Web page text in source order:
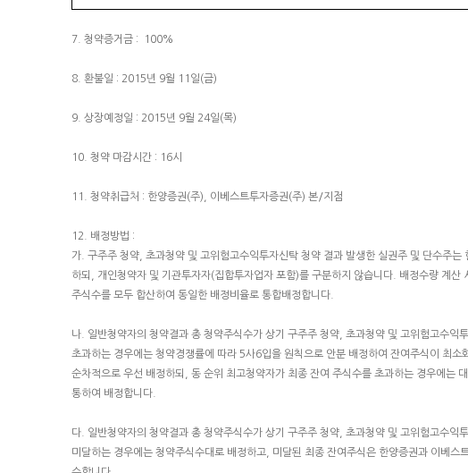
7. 청약증거금 : 100%
8. 환불일 : 2015년 9월 11일(금)
9. 상장예정일 : 2015년 9월 24일(목)
10. 청약 마감시간 : 16시
11. 청약취급처 : 한양증권(주), 이베스트투자증권(주) 본/지점
12. 배정방법 :
가. 구주주 청약, 초과청약 및 고위험고수익투자신탁 청약 결과 발생한 실권주 및 단수주
하되, 개인청약자 및 기관투자자(집합투자업자 포함)를 구분하지 않습니다. 배정수량 계
주식수를 모두 합산하여 동일한 배정비율로 통합배정합니다.
나. 일반청약자의 청약결과 총 청약주식수가 상기 구주주 청약, 초과청약 및 고위험고수익
초과하는 경우에는 청약경쟁률에 따라 5사6입을 원칙으로 안분 배정하여 잔여주식이 최
순차적으로 우선 배정하되, 동 순위 최고청약자가 최종 잔여 주식수를 초과하는 경우에는
통하여 배정합니다.
다. 일반청약자의 청약결과 총 청약주식수가 상기 구주주 청약, 초과청약 및 고위험고수익
미달하는 경우에는 청약주식수대로 배정하고, 미달된 최종 잔여주식은 한양증권과 이베스